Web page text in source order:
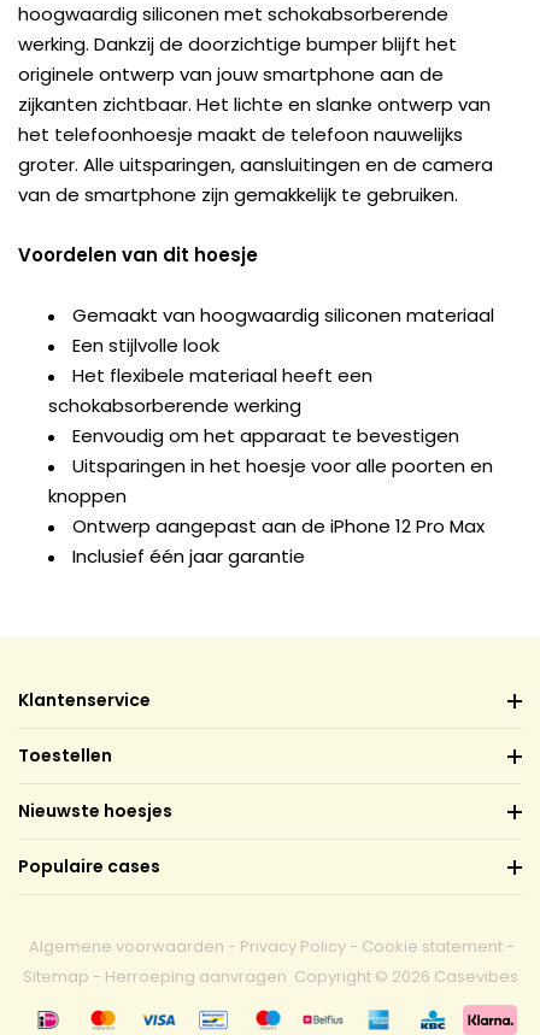
hoogwaardig siliconen met schokabsorberende
werking. Dankzij de doorzichtige bumper blijft het
originele ontwerp van jouw smartphone aan de
zijkanten zichtbaar. Het lichte en slanke ontwerp van
het telefoonhoesje maakt de telefoon nauwelijks
groter. Alle uitsparingen, aansluitingen en de camera
van de smartphone zijn gemakkelijk te gebruiken.
Voordelen van dit hoesje
Gemaakt van hoogwaardig siliconen materiaal
Een stijlvolle look
Het flexibele materiaal heeft een
schokabsorberende werking
Eenvoudig om het apparaat te bevestigen
Uitsparingen in het hoesje voor alle poorten en
knoppen
Ontwerp aangepast aan de iPhone 12 Pro Max
Inclusief één jaar garantie
Klantenservice
Toestellen
Nieuwste hoesjes
Populaire cases
Algemene voorwaarden - Privacy Policy - Cookie statement -
Sitemap - Herroeping aanvragen Copyright © 2026 Casevibes